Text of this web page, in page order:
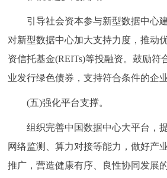
引导社会资本参与新型数据中心
对新型数据中心加大支持力度，推动
资信托基金(REITs)等投融资。鼓励符
业发行绿色债券，支持符合条件的企
(五)强化平台支撑。
组织完善中国数据中心大平台，提
网络监测、算力对接等能力，做好产
推广，营造健康有序、良性协同发展